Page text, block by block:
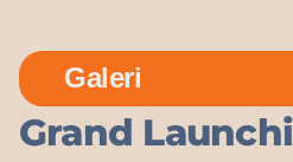
Galeri
Grand